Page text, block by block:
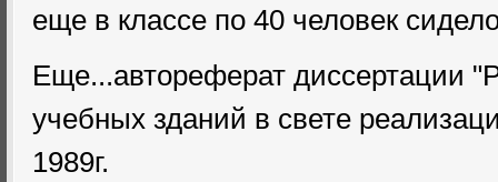
еще в классе по 40 человек
Еще...автореферат диссертации
учебных зданий в свете
1989г.